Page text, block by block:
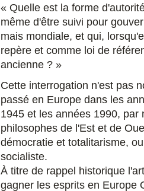
« Quelle est la forme
même d'être suivi pour
mais mondiale, et qui,
repère et comme loi de
ancienne ? »
Cette interrogation n'est pas
passé en Europe dans les
1945 et les années 1990,
philosophes de l'Est et de
démocratie et totalitarisme,
socialiste.
À titre de rappel historique
gagner les esprits en Europe